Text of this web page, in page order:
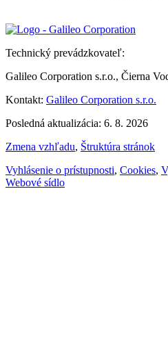
Technický prevádzkovateľ:
Galileo Corporation s.r.o., Čierna
Kontakt: Galileo Corporation s.r.o.
Posledná aktualizácia: 6. 8. 2026
Zmena vzhľadu, Štruktúra stránok
Vyhlásenie o prístupnosti, Cookies,
Webové sídlo